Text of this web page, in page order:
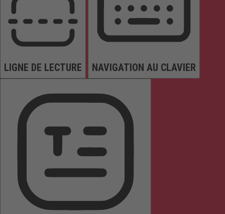
LIGNE DE LECTURE NAVIGATION AU CLAVIER